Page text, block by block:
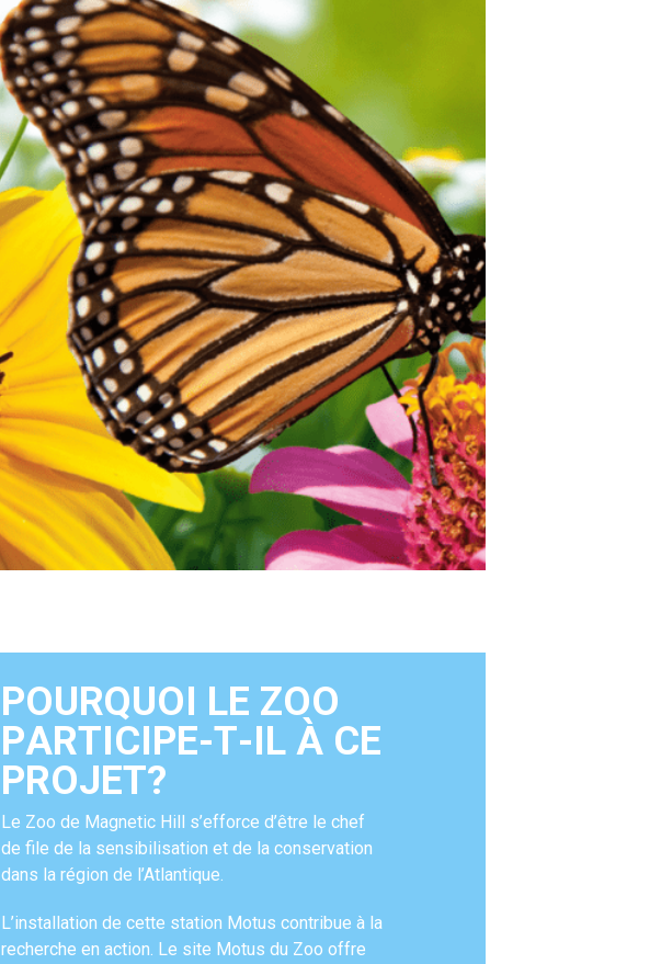
POURQUOI LE ZOO
PARTICIPE-T-IL À CE
PROJET?
Le Zoo de Magnetic Hill s’efforce d’être le chef
de file de la sensibilisation et de la conservation
dans la région de l’Atlantique.
L’installation de cette station Motus contribue à la
recherche en action. Le site Motus du Zoo offre